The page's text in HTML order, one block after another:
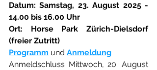
Datum: Samstag, 23. August 2025 -
14.00 bis 16.00 Uhr
Ort: Horse Park Zürich-Dielsdorf
(freier Zutritt)
Programm und Anmeldung
Anmeldschluss Mittwoch, 20. August